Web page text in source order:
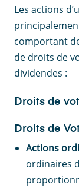
Les actions
comportant
de droits de
dividendes :
Droits de
Droits de
Actions
ordinaires